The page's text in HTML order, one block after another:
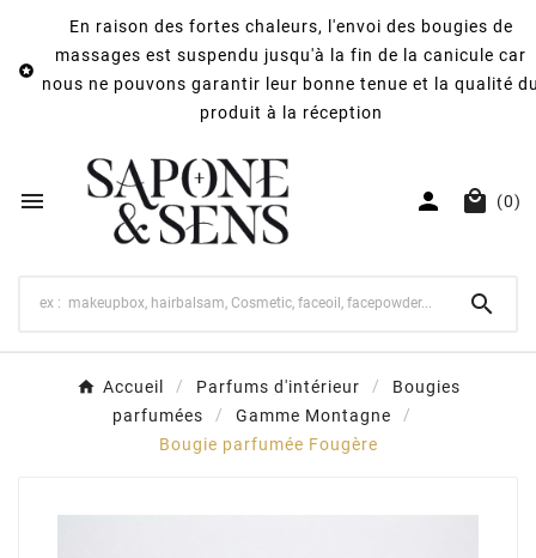

En raison des fortes chaleurs, l'envoi des bougies de
massages est suspendu jusqu'à la fin de la canicule car
nous ne pouvons garantir leur bonne tenue et la qualité
produit à la réception
   (0)

Accueil Parfums d'intérieur
Bougies
parfumées
Gamme Montagne
Bougie parfumée Fougère